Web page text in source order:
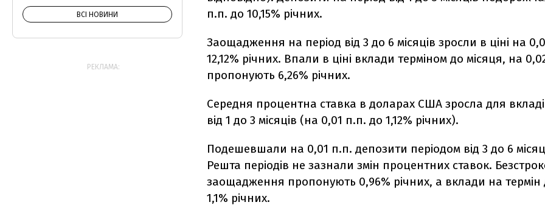
п.п. до 10,15% річних.
Заощадження на період від 3 до 6 місяців зросли в ціні на
12,12% річних. Впали в ціні вклади терміном до місяця, на
пропонують 6,26% річних.
Середня процентна ставка в доларах США зросла для
від 1 до 3 місяців (на 0,01 п.п. до 1,12% річних).
Подешевшали на 0,01 п.п. депозити періодом від 3 до 6
Решта періодів не зазнали змін процентних ставок.
заощадження пропонують 0,96% річних, а вклади на термін
1,1% річних.
ВСІ НОВИНИ
РЕКЛАМА: